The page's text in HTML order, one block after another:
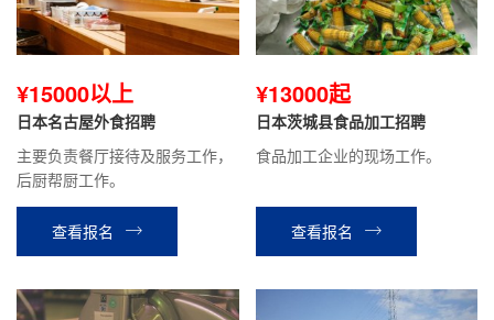
¥15000以上
日本名古屋外食招聘
主要负责餐厅接待及服务工作，
后厨帮厨工作。
查看报名
¥13000起
日本茨城县食品加工招聘
食品加工企业的现场工作。
查看报名